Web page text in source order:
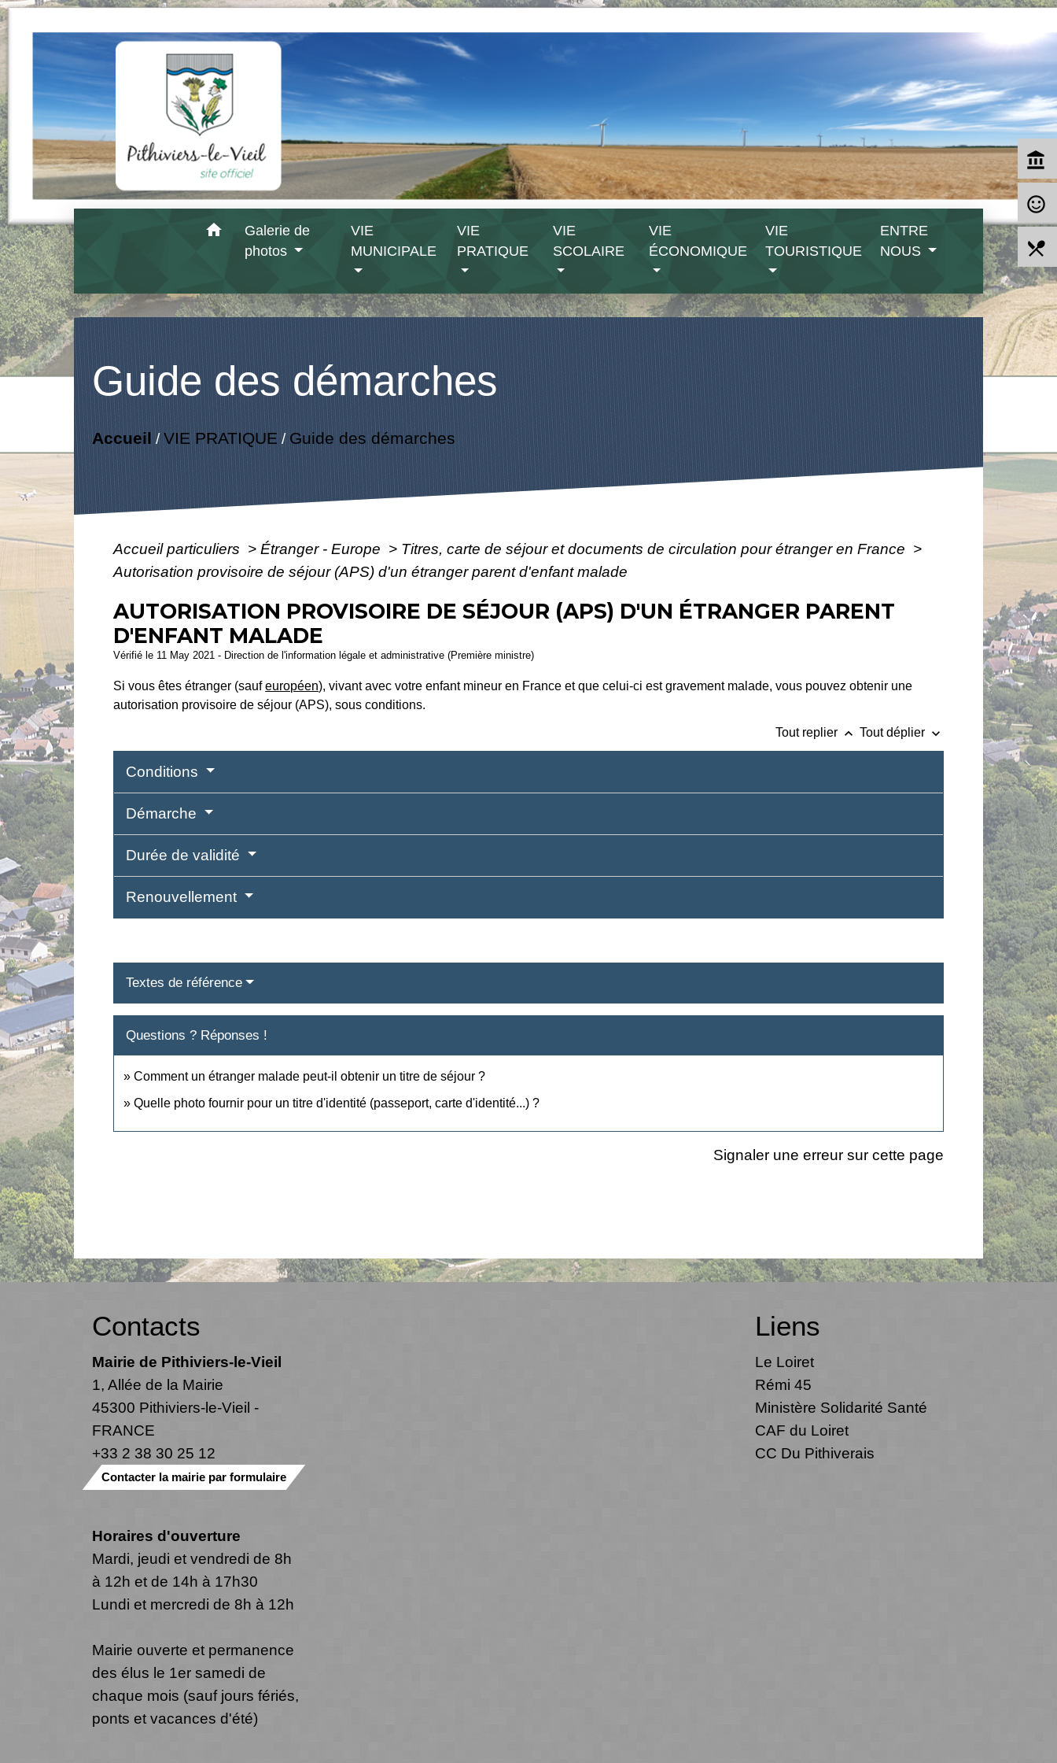
home
Galerie de
photos
VIE
MUNICIPALE
VIE
PRATIQUE
VIE
SCOLAIRE
VIE
ÉCONOMIQUE
VIE
TOURISTIQUE
ENTRE
NOUS
Guide des démarches
Accueil /VIE PRATIQUE/ Guide des démarches
Accueil particuliers > Étranger - Europe > Titres, carte de séjour et documents de circulation pour étranger en France >
Autorisation provisoire de séjour (APS) d'un étranger parent d'enfant malade
AUTORISATION PROVISOIRE DE SÉJOUR (APS) D'UN ÉTRANGER PARENT
D'ENFANT MALADE
Vérifié le 11 May 2021 - Direction de l'information légale et administrative (Première ministre)
Si vous êtes étranger (saufeuropéen), vivant avec votre enfant mineur en France et que celui-ci est gravement malade, vous pouvez obtenir une
autorisation provisoire de séjour (APS), sous conditions.
Tout replier keyboard_arrow_up Tout déplier keyboard_arrow_down
Conditions
Démarche
Durée de validité
Renouvellement
Textes de référence
Questions ? Réponses !
Comment un étranger malade peut-il obtenir un titre de séjour ?
Quelle photo fournir pour un titre d'identité (passeport, carte d'identité...) ?
Signaler une erreur sur cette page
account_balance
sentiment_satisfied_alt
local_dining
Contacts
Mairie de Pithiviers-le-Vieil
1, Allée de la Mairie
45300 Pithiviers-le-Vieil -
FRANCE
+33 2 38 30 25 12
Contacter la mairie par formulaire
Horaires d'ouverture
Mardi, jeudi et vendredi de 8h
à 12h et de 14h à 17h30
Lundi et mercredi de 8h à 12h
Mairie ouverte et permanence
des élus le 1er samedi de
chaque mois (sauf jours fériés,
ponts et vacances d'été)
Liens
Le Loiret
Rémi 45
Ministère Solidarité Santé
CAF du Loiret
CC Du Pithiverais